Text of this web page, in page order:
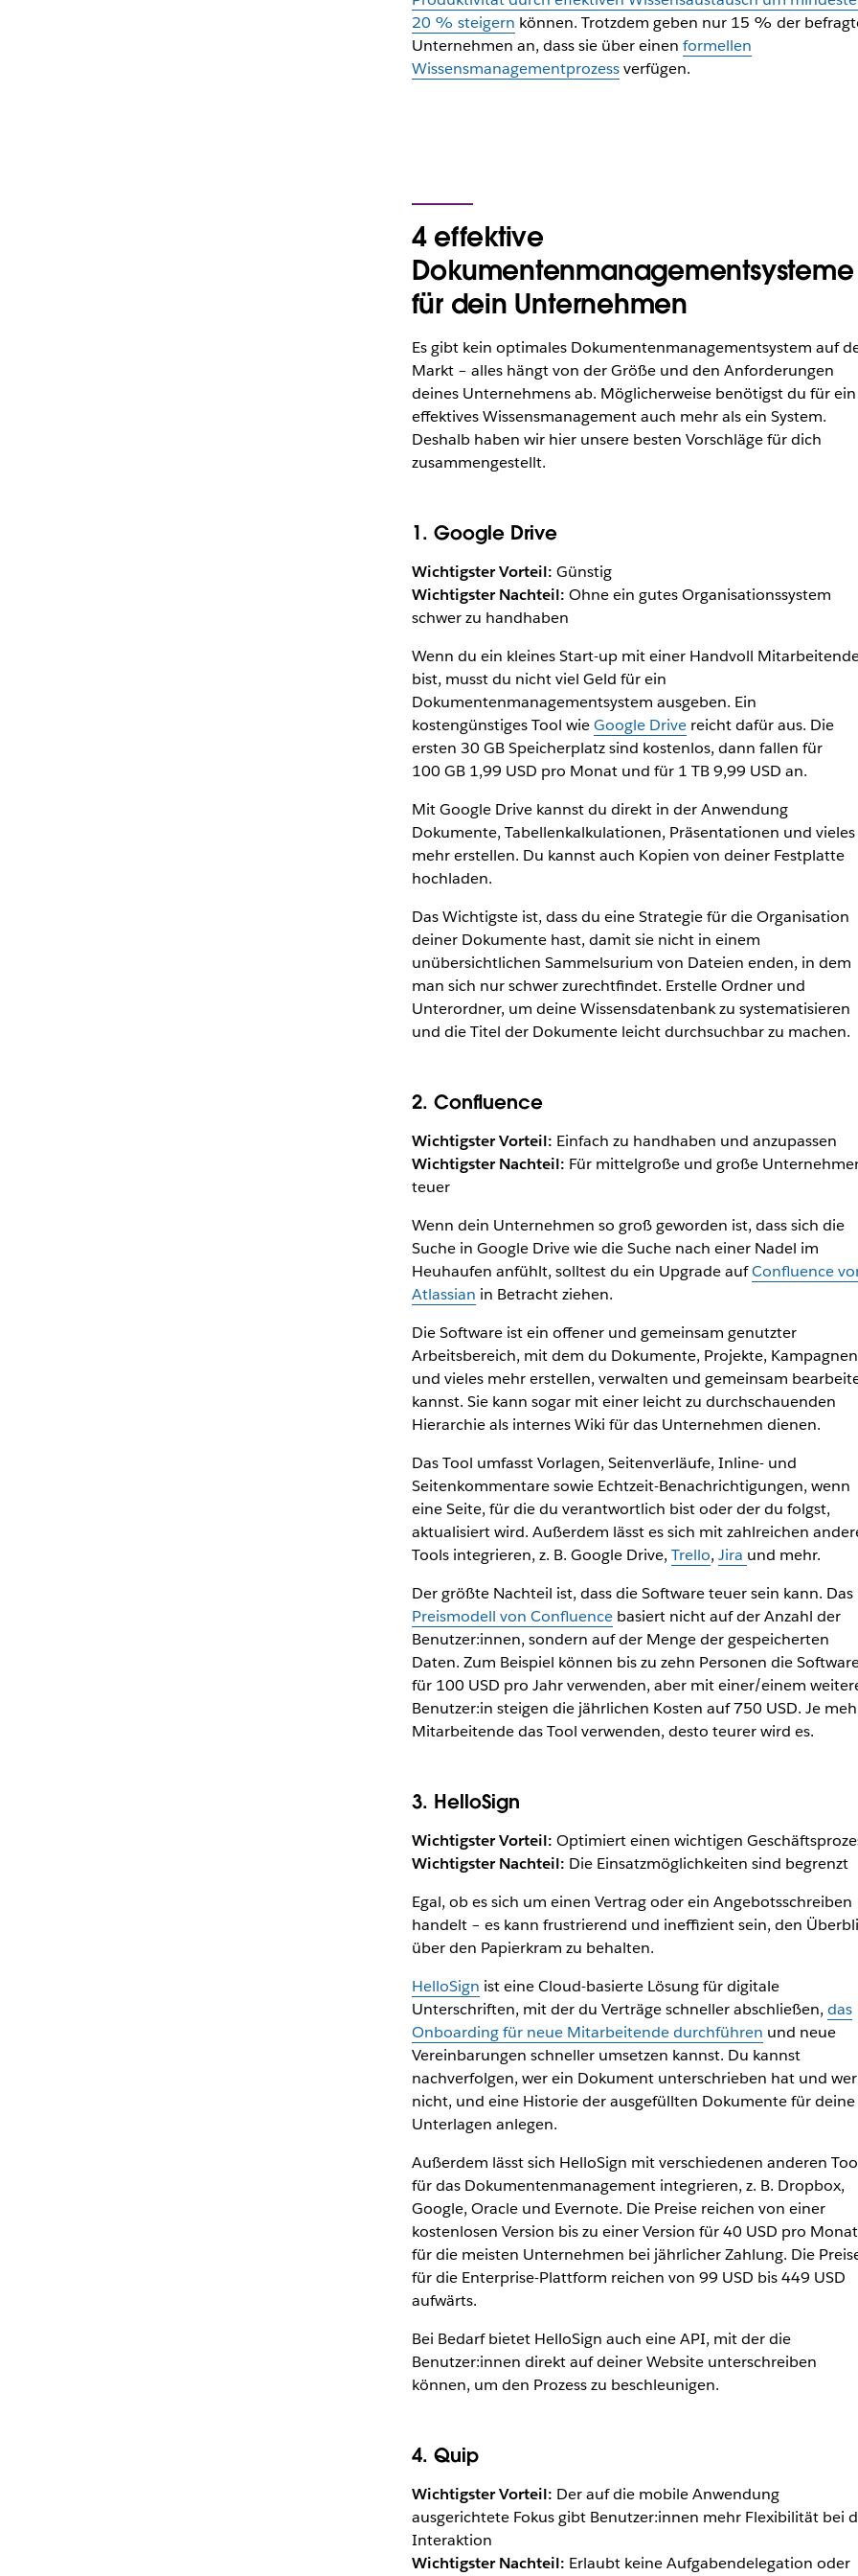
20 % steigern können. Trotzdem geben nur 15 % der
Unternehmen an, dass sie über einen formellen
Wissensmanagementprozessverfügen.
4 effektive
Dokumentenmanagementsysteme
für dein Unternehmen
Es gibt kein optimales Dokumentenmanagementsystem auf
Markt – alles hängt von der Größe und den Anforderungen
deines Unternehmens ab. Möglicherweise benötigst du für ein
effektives Wissensmanagement auch mehr als ein System.
Deshalb haben wir hier unsere besten Vorschläge für dich
zusammengestellt.
1. Google Drive
Wichtigster Vorteil: Günstig
Wichtigster Nachteil: Ohne ein gutes Organisationssystem
schwer zu handhaben
Wenn du ein kleines Start-up mit einer Handvoll
bist, musst du nicht viel Geld für ein
Dokumentenmanagementsystem ausgeben. Ein
kostengünstiges Tool wieGoogle Drivereicht dafür aus. Die
ersten 30 GB Speicherplatz sind kostenlos, dann fallen für
100 GB 1,99 USD pro Monat und für 1 TB 9,99 USD an.
Mit Google Drive kannst du direkt in der Anwendung
Dokumente, Tabellenkalkulationen, Präsentationen und vieles
mehr erstellen. Du kannst auch Kopien von deiner Festplatte
hochladen.
Das Wichtigste ist, dass du eine Strategie für die Organisation
deiner Dokumente hast, damit sie nicht in einem
unübersichtlichen Sammelsurium von Dateien enden, in dem
man sich nur schwer zurechtfindet. Erstelle Ordner und
Unterordner, um deine Wissensdatenbank zu systematisieren
und die Titel der Dokumente leicht durchsuchbar zu machen.
2. Confluence
Wichtigster Vorteil: Einfach zu handhaben und anzupassen
Wichtigster Nachteil: Für mittelgroße und große
teuer
Wenn dein Unternehmen so groß geworden ist, dass sich die
Suche in Google Drive wie die Suche nach einer Nadel im
Heuhaufen anfühlt, solltest du ein Upgrade aufConfluence
Atlassian in Betracht ziehen.
Die Software ist ein offener und gemeinsam genutzter
Arbeitsbereich, mit dem du Dokumente, Projekte, Kampagnen
und vieles mehr erstellen, verwalten und gemeinsam
kannst. Sie kann sogar mit einer leicht zu durchschauenden
Hierarchie als internes Wiki für das Unternehmen dienen.
Das Tool umfasst Vorlagen, Seitenverläufe, Inline- und
Seitenkommentare sowie Echtzeit-Benachrichtigungen, wenn
eine Seite, für die du verantwortlich bist oder der du folgst,
aktualisiert wird. Außerdem lässt es sich mit zahlreichen
Tools integrieren, z. B. Google Drive, Trello, Jira und mehr.
Der größte Nachteil ist, dass die Software teuer sein kann. Das
Preismodell von Confluencebasiert nicht auf der Anzahl der
Benutzer:innen, sondern auf der Menge der gespeicherten
Daten. Zum Beispiel können bis zu zehn Personen die
für 100 USD pro Jahr verwenden, aber mit einer/einem
Benutzer:in steigen die jährlichen Kosten auf 750 USD. Je
Mitarbeitende das Tool verwenden, desto teurer wird es.
3. HelloSign
Wichtigster Vorteil: Optimiert einen wichtigen
Wichtigster Nachteil: Die Einsatzmöglichkeiten sind begrenzt
Egal, ob es sich um einen Vertrag oder ein Angebotsschreiben
handelt – es kann frustrierend und ineffizient sein, den
über den Papierkram zu behalten.
HelloSign ist eine Cloud-basierte Lösung für digitale
Unterschriften, mit der du Verträge schneller abschließen, das
Onboarding für neue Mitarbeitende durchführen und neue
Vereinbarungen schneller umsetzen kannst. Du kannst
nachverfolgen, wer ein Dokument unterschrieben hat und wer
nicht, und eine Historie der ausgefüllten Dokumente für deine
Unterlagen anlegen.
Außerdem lässt sich HelloSign mit verschiedenen anderen
für das Dokumentenmanagement integrieren, z. B. Dropbox,
Google, Oracle und Evernote. Die Preise reichen von einer
kostenlosen Version bis zu einer Version für 40 USD pro Monat
für die meisten Unternehmen bei jährlicher Zahlung. Die
für die Enterprise-Plattform reichen von 99 USD bis 449 USD
aufwärts.
Bei Bedarf bietet HelloSign auch eine API, mit der die
Benutzer:innen direkt auf deiner Website unterschreiben
können, um den Prozess zu beschleunigen.
4. Quip
Wichtigster Vorteil: Der auf die mobile Anwendung
ausgerichtete Fokus gibt Benutzer:innen mehr Flexibilität bei
Interaktion
Wichtigster Nachteil: Erlaubt keine Aufgabendelegation oder